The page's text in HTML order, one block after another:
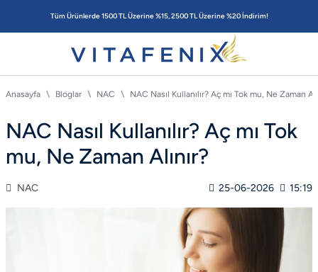
Tüm Ürünlerde 1500 TL Üzerine %15, 2500 TL Üzerine %20 İndirim!
Anasayfa Bloglar NAC NAC Nasıl Kullanılır? Aç mı Tok mu, Ne Zaman
NAC Nasıl Kullanılır? Aç mı Tok
mu, Ne Zaman Alınır?
NAC 25-06-2026 15:19